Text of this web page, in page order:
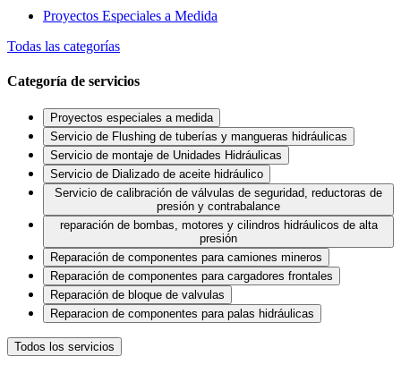
Proyectos Especiales a Medida
Todas las categorías
Categoría de servicios
Proyectos especiales a medida
Servicio de Flushing de tuberías y mangueras hidráulicas
Servicio de montaje de Unidades Hidráulicas
Servicio de Dializado de aceite hidráulico
Servicio de calibración de válvulas de seguridad, reductoras de
presión y contrabalance
reparación de bombas, motores y cilindros hidráulicos de alta
presión
Reparación de componentes para camiones mineros
Reparación de componentes para cargadores frontales
Reparación de bloque de valvulas
Reparacion de componentes para palas hidráulicas
Todos los servicios